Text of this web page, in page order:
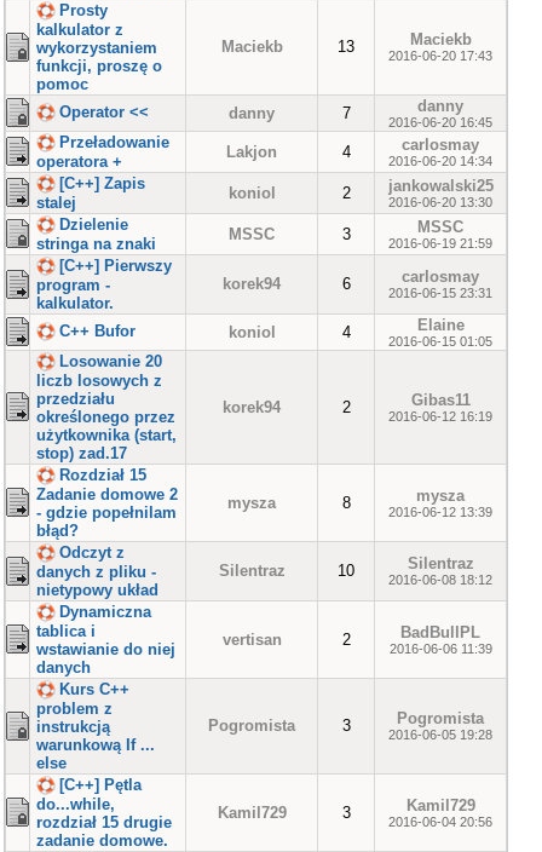
Prosty
kalkulator z
wykorzystaniem
funkcji, proszę o
pomoc
Maciekb 13 Maciekb
2016-06-20 17:43
Operator << danny 7 danny
2016-06-20 16:45
Przeładowanie
operatora +
Lakjon 4 carlosmay
2016-06-20 14:34
[C++] Zapis
stalej
koniol 2 jankowalski25
2016-06-20 13:30
Dzielenie
stringa na znaki
MSSC 3 MSSC
2016-06-19 21:59
[C++] Pierwszy
program -
kalkulator.
korek94 6 carlosmay
2016-06-15 23:31
C++ Bufor koniol 4 Elaine
2016-06-15 01:05
Losowanie 20
liczb losowych z
przedziału
określonego przez
użytkownika (start,
stop) zad.17
korek94 2 Gibas11
2016-06-12 16:19
Rozdział 15
Zadanie domowe 2
- gdzie popełnilam
błąd?
mysza 8 mysza
2016-06-12 13:39
Odczyt z
danych z pliku -
nietypowy układ
Silentraz 10 Silentraz
2016-06-08 18:12
Dynamiczna
tablica i
wstawianie do niej
danych
vertisan 2 BadBullPL
2016-06-06 11:39
Kurs C++
problem z
instrukcją
warunkową If ...
else
Pogromista 3 Pogromista
2016-06-05 19:28
[C++] Pętla
do...while,
rozdział 15 drugie
zadanie domowe.
Kamil729 3 Kamil729
2016-06-04 20:56